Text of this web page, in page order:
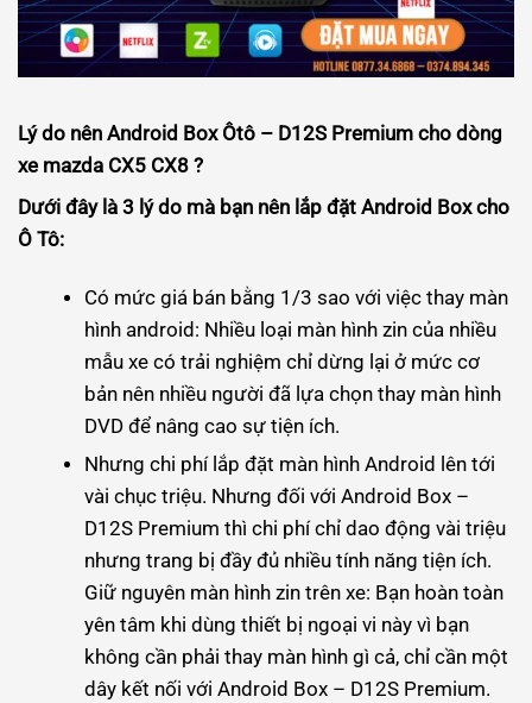
Lý do nên Android Box Ôtô – D12S Premium cho dòng
xe mazda CX5 CX8 ?
Dưới đây là 3 lý do mà bạn nên lắp đặt Android Box cho
Ô Tô:
Có mức giá bán bằng 1/3 sao với việc thay màn
hình android: Nhiều loại màn hình zin của nhiều
mẫu xe có trải nghiệm chỉ dừng lại ở mức cơ
bản nên nhiều người đã lựa chọn thay màn hình
DVD để nâng cao sự tiện ích.
Nhưng chi phí lắp đặt màn hình Android lên tới
vài chục triệu. Nhưng đối với Android Box –
D12S Premium thì chi phí chỉ dao động vài triệu
nhưng trang bị đầy đủ nhiều tính năng tiện ích.
Giữ nguyên màn hình zin trên xe: Bạn hoàn toàn
yên tâm khi dùng thiết bị ngoại vi này vì bạn
không cần phải thay màn hình gì cả, chỉ cần một
dây kết nối với Android Box – D12S Premium.